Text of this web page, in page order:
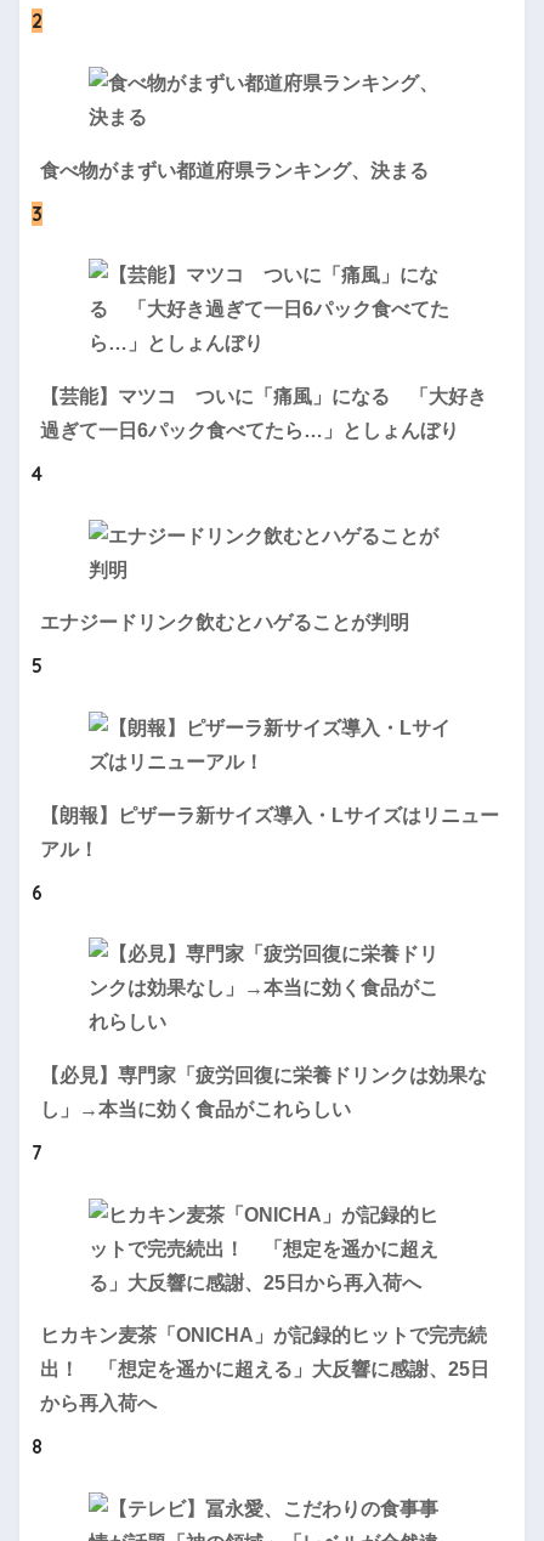
2
食べ物がまずい都道府県ランキング、決まる
3
【芸能】マツコ ついに「痛風」になる 「大好き
過ぎて一日6パック食べてたら…」としょんぼり
4
エナジードリンク飲むとハゲることが判明
5
【朗報】ピザーラ新サイズ導入・Lサイズはリニュー
アル！
6
【必見】専門家「疲労回復に栄養ドリンクは効果な
し」→本当に効く食品がこれらしい
7
ヒカキン麦茶「ONICHA」が記録的ヒットで完売続
出！ 「想定を遥かに超える」大反響に感謝、25日
から再入荷へ
8